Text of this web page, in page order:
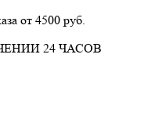
от 4500 руб.
24 ЧАСОВ